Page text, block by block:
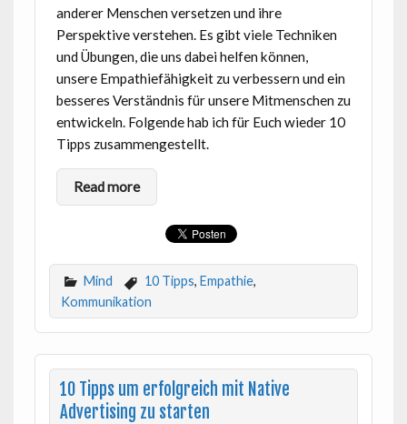
anderer Menschen versetzen und ihre
Perspektive verstehen. Es gibt viele Techniken
und Übungen, die uns dabei helfen können,
unsere Empathiefähigkeit zu verbessern und ein
besseres Verständnis für unsere Mitmenschen zu
entwickeln. Folgende hab ich für Euch wieder 10
Tipps zusammengestellt.
Read more
Mind 10 Tipps, Empathie,
Kommunikation
10 Tipps um erfolgreich mit Native
Advertising zu starten